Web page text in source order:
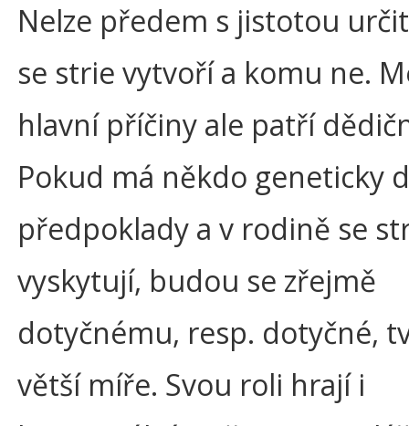
Nelze předem s jistotou
se strie vytvoří a komu ne.
hlavní příčiny ale patří
Pokud má někdo geneticky
předpoklady a v rodině se
vyskytují, budou se zřejmě
dotyčnému, resp. dotyčné,
větší míře. Svou roli hrají i